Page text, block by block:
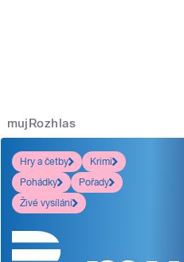
mujRozhlas
Hry a četby
Krimi
Pohádky
Pořady
Živé vysílání